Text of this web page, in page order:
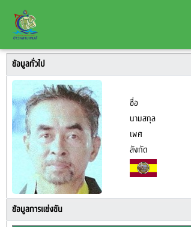
ข้อมูลทั่วไป
ชื่อ
นามสกุล
เพศ
สังกัด
ข้อมูลการแข่งขัน